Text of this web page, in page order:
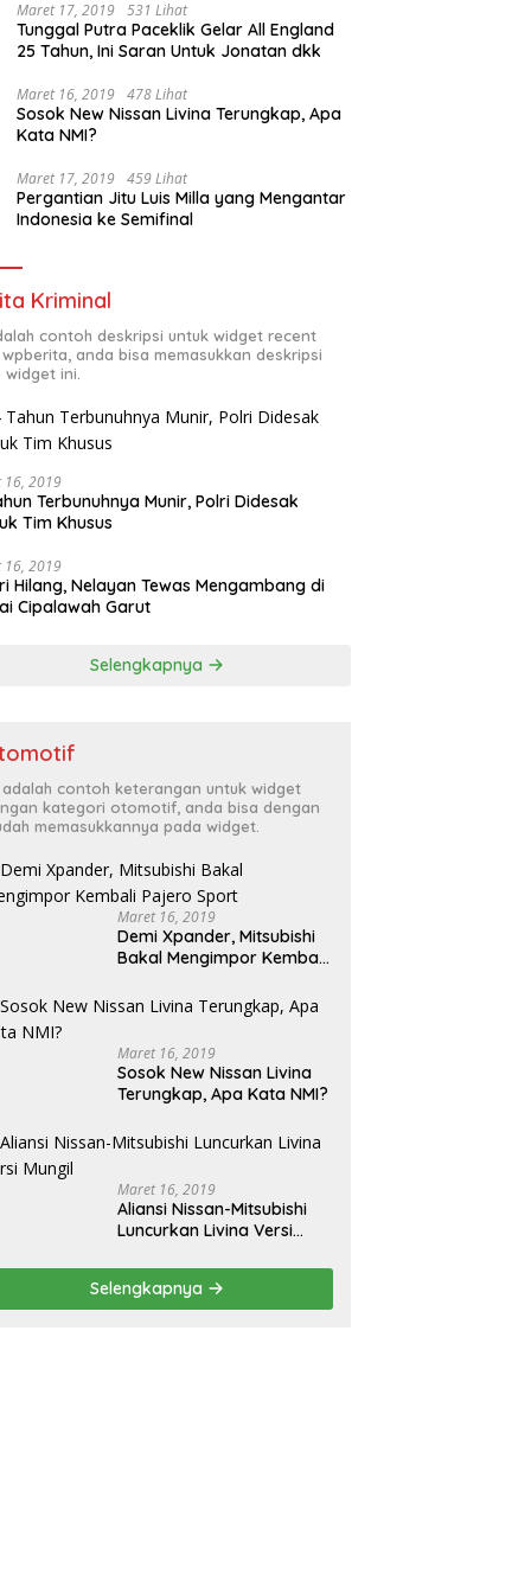
Maret 17, 2019 531 Lihat
Tunggal Putra Paceklik Gelar All England
25 Tahun, Ini Saran Untuk Jonatan dkk
Maret 16, 2019 478 Lihat
Sosok New Nissan Livina Terungkap, Apa
Kata NMI?
Maret 17, 2019 459 Lihat
Pergantian Jitu Luis Milla yang Mengantar
Indonesia ke Semifinal
Kriminal
contoh deskripsi untuk widget recent
anda bisa memasukkan deskripsi
widget ini.
16, 2019
Terbunuhnya Munir, Polri Didesak
Tim Khusus
16, 2019
Hilang, Nelayan Tewas Mengambang di
Cipalawah Garut
Selengkapnya
adalah contoh keterangan untuk widget
kategori otomotif, anda bisa dengan
memasukkannya pada widget.
Maret 16, 2019
Demi Xpander, Mitsubishi
Bakal Mengimpor Kembali
Maret 16, 2019
Sosok New Nissan Livina
Terungkap, Apa Kata NMI?
Maret 16, 2019
Aliansi Nissan-Mitsubishi
Luncurkan Livina Versi
Selengkapnya